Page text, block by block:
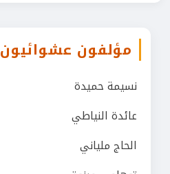
مؤلفون عشوائيون
نسيمة حميدة
عائدة النياطي
الحاج ملياني